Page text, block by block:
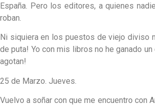
España. Pero los editores, a quienes
roban.
Ni siquiera en los puestos de viejo diviso
de puta! Yo con mis libros no he ganado un
agotan!
25 de Marzo. Jueves.
Vuelvo a soñar con que me encuentro con